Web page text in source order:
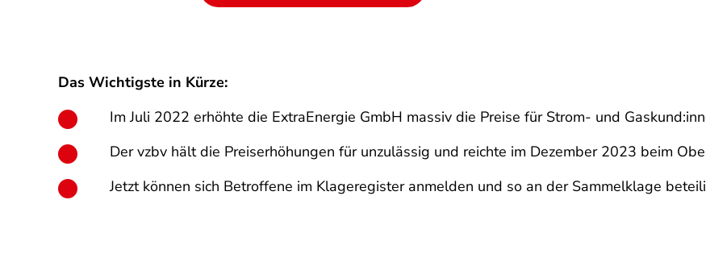
Das Wichtigste in Kürze:
Im Juli 2022 erhöhte die ExtraEnergie GmbH massiv die Preise für Strom- und
Der vzbv hält die Preiserhöhungen für unzulässig und reichte im Dezember 2023 beim
Jetzt können sich Betroffene im Klageregister anmelden und so an der Sammelklage